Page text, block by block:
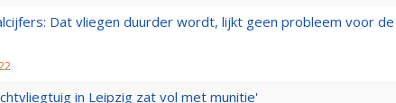
Dat vliegen duurder wordt, lijkt geen probleem voor de
in Leipzig zat vol met munitie'